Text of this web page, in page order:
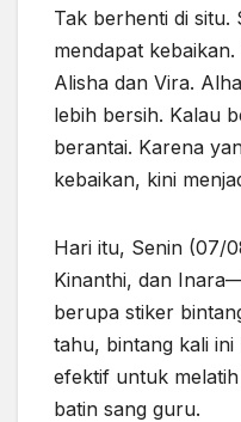
Tak berhenti di situ.
mendapat
Alisha dan Vira.
lebih bersih. Kalau
berantai. Karena
kebaikan, kini
Hari itu, Senin (07/
Kinanthi, dan
berupa stiker
tahu, bintang kali ini
efektif untuk
batin sang guru.